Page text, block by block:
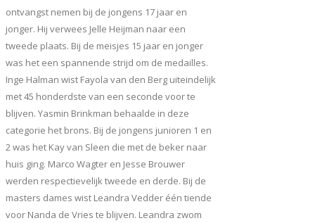
ontvangst nemen bij de jongens 17 jaar en
jonger. Hij verwees Jelle Heijman naar een
tweede plaats. Bij de meisjes 15 jaar en jonger
was het een spannende strijd om de medailles.
Inge Halman wist Fayola van den Berg uiteindelijk
met 45 honderdste van een seconde voor te
blijven. Yasmin Brinkman behaalde in deze
categorie het brons. Bij de jongens junioren 1 en
2 was het Kay van Sleen die met de beker naar
huis ging. Marco Wagter en Jesse Brouwer
werden respectievelijk tweede en derde. Bij de
masters dames wist Leandra Vedder één tiende
voor Nanda de Vries te blijven. Leandra zwom